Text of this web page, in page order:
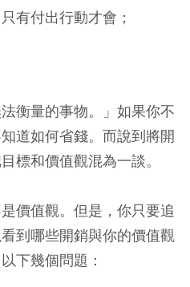
有付出行動才會；
衡量的事物。」如果你不
道如何省錢。而說到將開
標和價值觀混為一談。
價值觀。但是，你只要追
到哪些開銷與你的價值觀
下幾個問題：